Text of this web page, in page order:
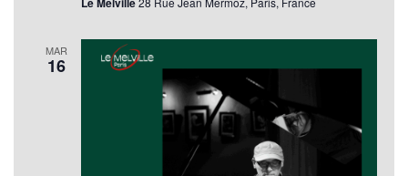
MAR
16